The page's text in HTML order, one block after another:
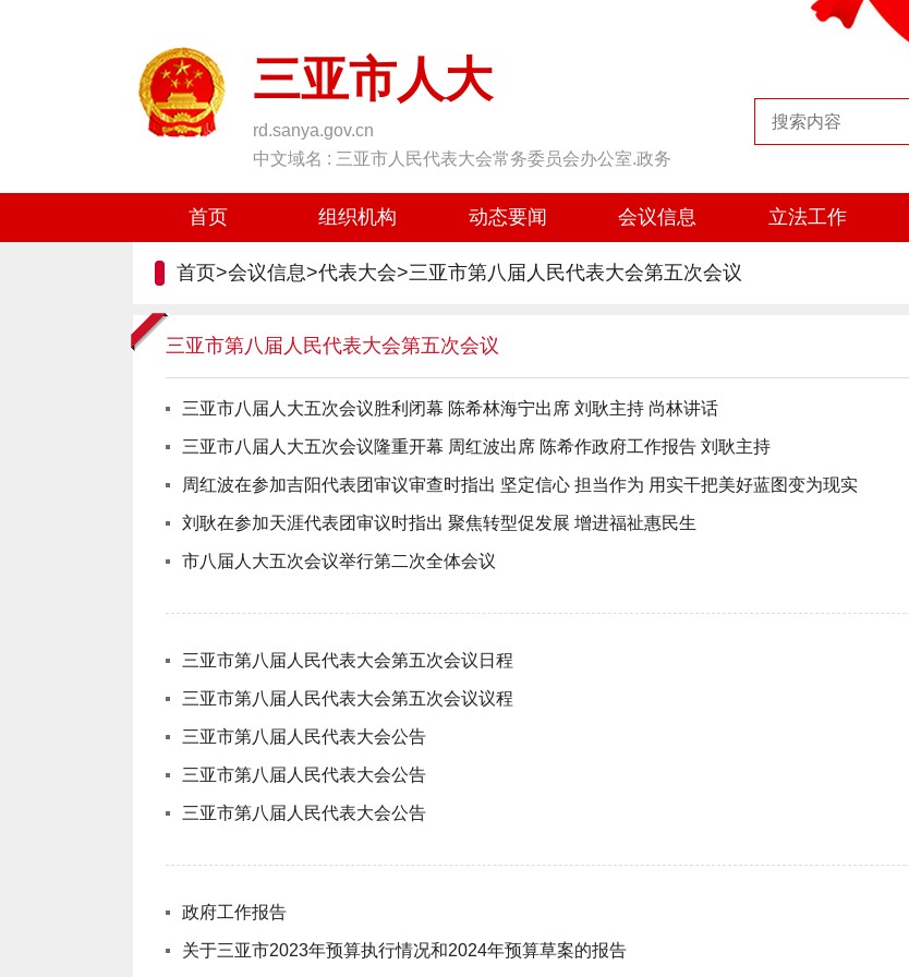
三亚市人大
rd.sanya.gov.cn
中文域名 : 三亚市人民代表大会常务委员会办公室.政务
首页 组织机构 动态要闻 会议信息 立法工作
首页>会议信息>代表大会>三亚市第八届人民代表大会第五次会议
三亚市第八届人民代表大会第五次会议
三亚市八届人大五次会议胜利闭幕 陈希林海宁出席 刘耿主持 尚林讲话
三亚市八届人大五次会议隆重开幕 周红波出席 陈希作政府工作报告 刘耿主持
周红波在参加吉阳代表团审议审查时指出 坚定信心 担当作为 用实干把美好蓝图变为现实
刘耿在参加天涯代表团审议时指出 聚焦转型促发展 增进福祉惠民生
市八届人大五次会议举行第二次全体会议
三亚市第八届人民代表大会第五次会议日程
三亚市第八届人民代表大会第五次会议议程
三亚市第八届人民代表大会公告
三亚市第八届人民代表大会公告
三亚市第八届人民代表大会公告
政府工作报告
关于三亚市2023年预算执行情况和2024年预算草案的报告